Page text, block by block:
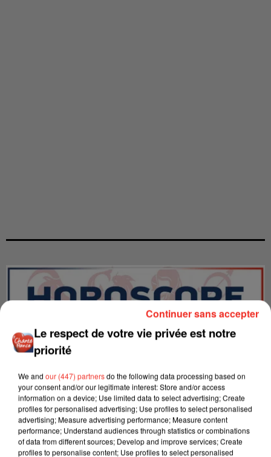
LES INTERVIEWS CHANTE
FRANCE
Voir plus
Le respect de votre vie privée est notre
priorité
We and our (447) partnersdo the following data processing based on
your consent and/or our legitimate interest: Store and/or access
information on a device; Use limited data to select advertising; Create
profiles for personalised advertising; Use profiles to select personalised
advertising; Measure advertising performance; Measure content
performance; Understand audiences through statistics or combinations
of data from different sources; Develop and improve services; Create
profiles to personalise content; Use profiles to select personalised
Continuer sans accepter